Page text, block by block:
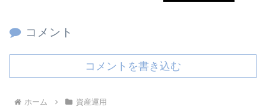
コメント
コメントを書き込む
ホーム 資産運用